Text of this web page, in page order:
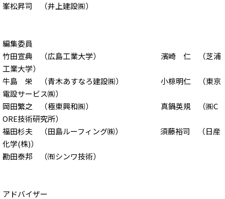
峯松昇司 （井上建設㈱）
編集委員
竹田宣典 （広島工業大学） 濱崎 仁 （芝浦
工業大学）
牛島 栄 （青木あすなろ建設㈱） 小椋明仁 （東京
電設サービス㈱）
岡田繁之 （極東興和㈱） 真鍋英規 （㈱C
ORE技術研究所）
福田杉夫 （田島ルーフィング㈱） 須藤裕司 （日産
化学(株)）
勘田泰邦 （㈲シンワ技術）
アドバイザー